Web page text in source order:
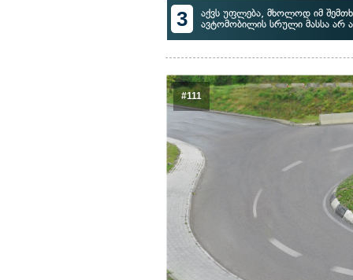
3
აქვს უფლება, მხოლოდ იმ
ავტომობილის სრული მასსა არ
#111